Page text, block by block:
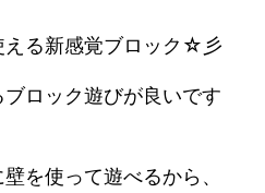
える新感覚ブロック☆彡
ロック遊びが良いです
を使って遊べるから、